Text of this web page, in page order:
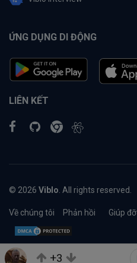
+3
ỨNG DỤNG DI ĐỘNG
LIÊN KẾT
© 2026 Viblo . All rights reserved.
Về chúng tôi Phản hồi Giúp đỡ